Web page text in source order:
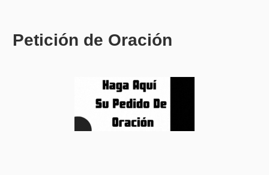
Petición de Oración